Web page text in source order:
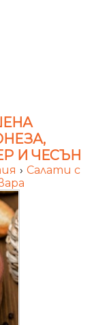
И ЧЕСЪН
› Салати с